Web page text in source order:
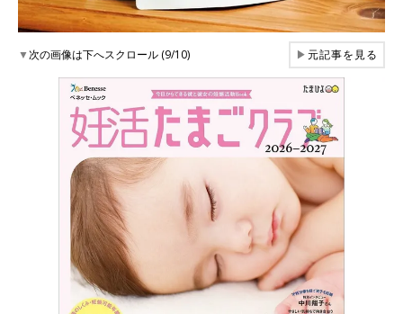
▼次の画像は下へスクロール (9/10) ▶元記事を見る